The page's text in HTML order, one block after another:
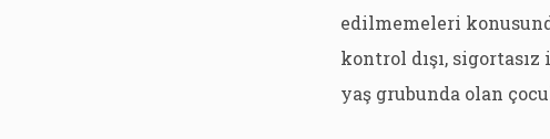
edilmemeleri
kontrol dışı,
yaş grubunda olan